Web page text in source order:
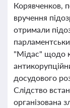
Корявченков,
вручення
отримали
"Мідас" щодо
досудового
Слідство
організована